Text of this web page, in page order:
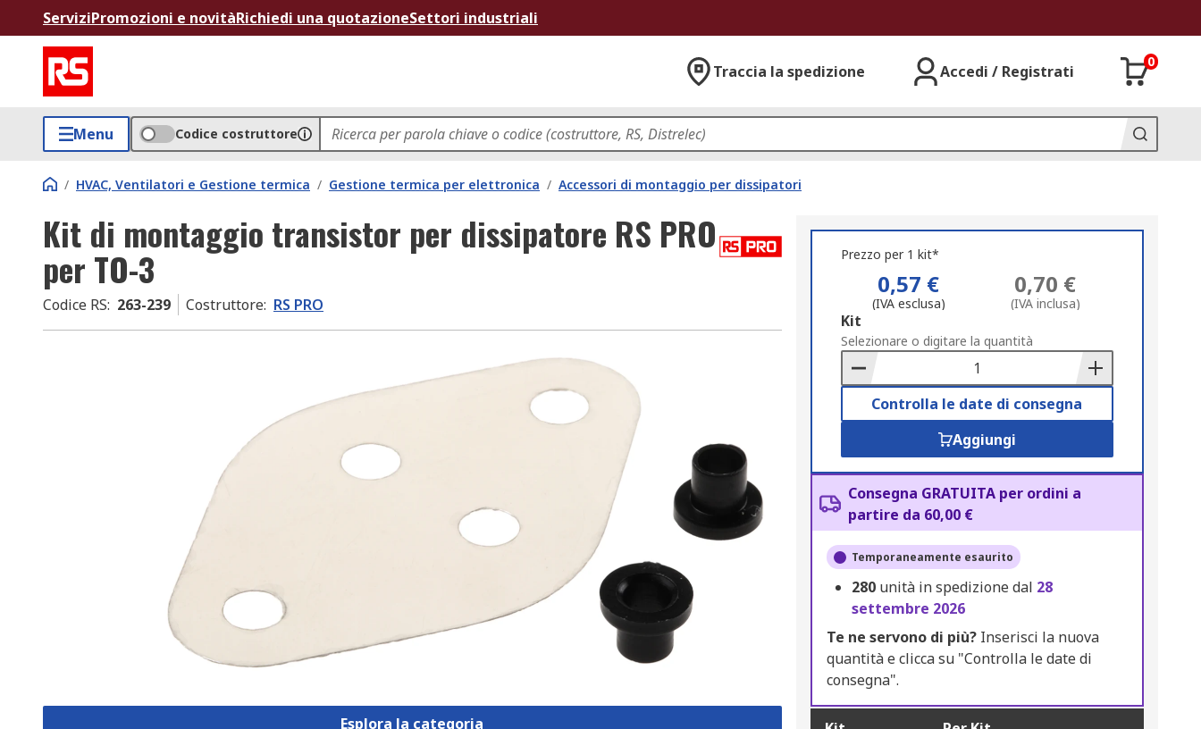
ServiziPromozioni e novitàRichiedi una quotazioneSettori industriali
Traccia la spedizione Accedi / Registrati
0
Menu Codice costruttore
/ HVAC, Ventilatori e Gestione termica / Gestione termica per elettronica / Accessori di montaggio per dissipatori
Kit di montaggio transistor per dissipatore RS PRO
per TO-3
Codice RS: 263-239 Costruttore: RS PRO
Esplora la categoria
Prezzo per 1 kit*
0,57 €
(IVA esclusa)
0,70 €
(IVA inclusa)
Add
to
Basket
Kit
Selezionare o digitare la quantità
Controlla le date di consegna
Aggiungi
Consegna GRATUITA per ordini a
partire da 60,00 €
Temporaneamente esaurito
280 unità in spedizione dal 28
settembre 2026
Te ne servono di più?Inserisci la nuova
quantità e clicca su "Controlla le date di
consegna".